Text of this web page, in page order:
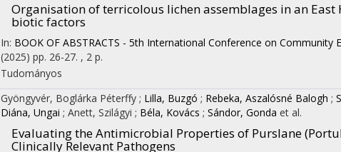
Organisation of terricolous lichen assemblages in an
biotic factors
In: BOOK OF ABSTRACTS - 5th International Conference on Community
(2025) pp. 26-27. , 2 p.
Tudományos
Gyöngyvér, Boglárka Péterffy ; Lilla, Buzgó ; Rebeka, Aszalósné Balogh ;
Diána, Ungai ; Anett, Szilágyi ; Béla, Kovács ; Sándor, Gonda et al.
Evaluating the Antimicrobial Properties of Purslane
Clinically Relevant Pathogens